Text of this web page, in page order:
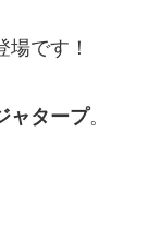
です！
ャタープ。